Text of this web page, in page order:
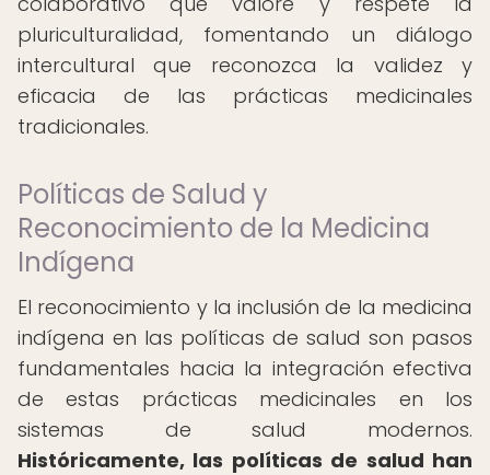
pluriculturalidad, fomentando un diálogo
intercultural que reconozca la validez y
eficacia de las prácticas medicinales
tradicionales.
Políticas de Salud y
Reconocimiento de la Medicina
Indígena
El reconocimiento y la inclusión de la medicina
indígena en las políticas de salud son pasos
fundamentales hacia la integración efectiva
de estas prácticas medicinales en los
sistemas de salud modernos.
Históricamente, las políticas de salud han